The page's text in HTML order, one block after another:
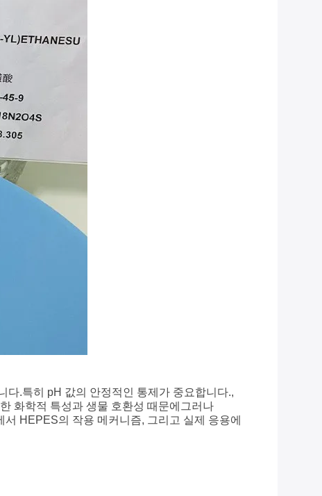
다.특히 pH 값의 안정적인 통제가 중요합니다.,
화학적 특성과 생물 호환성 때문에그러나
HEPES의 작용 메커니즘, 그리고 실제 응용에